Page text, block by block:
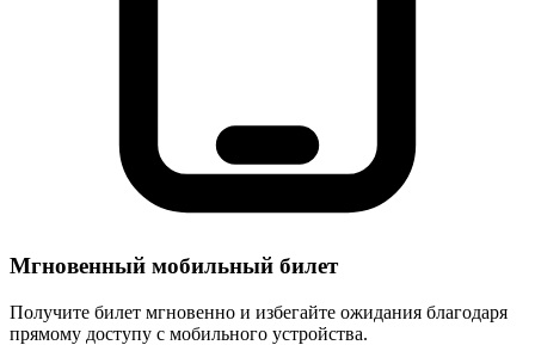
Мгновенный мобильный билет
Получите билет мгновенно и избегайте ожидания благодаря
прямому доступу с мобильного устройства.